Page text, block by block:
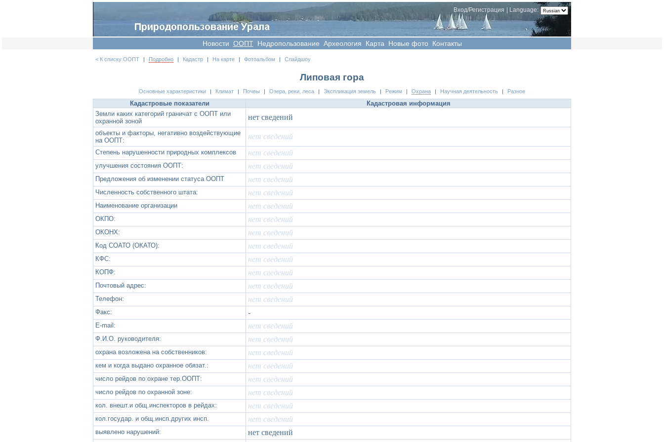
Language:
Вход/Регистрация
Новости OOПT Недропользование Археология Карта Новые фото Контакты
< К списку ООПТ | Подробно | Кадастр | На карте | Фотоальбом | Слайдшоу
Липовая гора
Основные характеристики Климат Почвы Озера, реки, леса Экспликация земель Режим Охрана Научная деятельность Разное
Кадастровые показатели
Кадастровая информация
Земли каких категорий граничат с ООПТ или
охранной зоной
нет сведений
объекты и факторы, негативно воздействующие
на ООПТ:
нет сведений
Степень нарушенности природных комплексов нет сведений
улучшения состояния ООПТ: нет сведений
Предложения об изменении статуса ООПТ нет сведений
Численность собственного штата: нет сведений
Наименование организации нет сведений
ОКПО: нет сведений
ОКОНХ: нет сведений
Код СОАТО (ОКАТО): нет сведений
КФС: нет сведений
КОПФ: нет сведений
Почтовый адрес: нет сведений
Телефон: нет сведений
Факс: -
Е-mail: нет сведений
Ф.И.О. руководителя: нет сведений
охрана возложена на собственников: нет сведений
кем и когда выдано охранное обязат.: нет сведений
число рейдов по охране тер.ООПТ: нет сведений
число рейдов по охранной зоне: нет сведений
кол. внешт.и общ.инспекторов в рейдах: нет сведений
кол.государ. и общ.инсп.других инсп. нет сведений
выявлено нарушений: нет сведений